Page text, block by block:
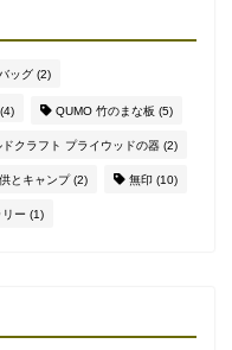
ッグ (2)
(4) QUMO 竹のまな板 (5)
ドクラフト プライウッドの器 (2)
とキャンプ(2) 無印 (10)
ー (1)